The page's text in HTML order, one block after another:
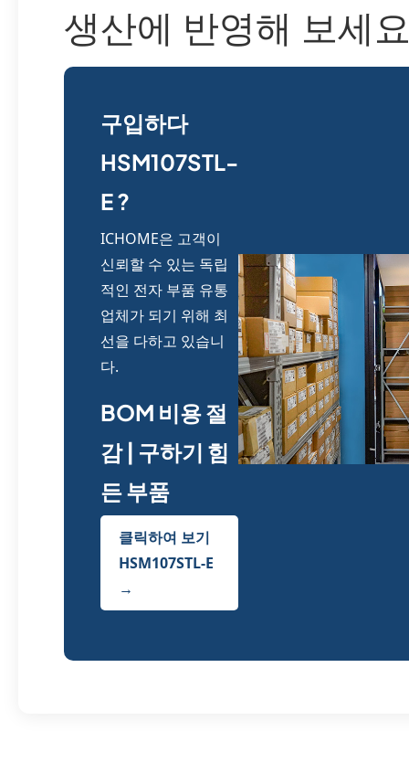
생산에 반영해 보세
구입하다
HSM107STL-
E ?
ICHOME은 고객이
신뢰할 수 있는 독립
적인 전자 부품 유통
업체가 되기 위해 최
선을 다하고 있습니
다.
BOM 비용 절
감 | 구하기 힘
든 부품
클릭하여 보기
HSM107STL-E
→